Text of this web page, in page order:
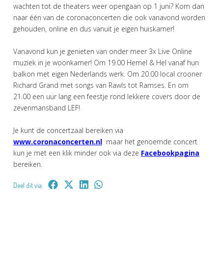
wachten tot de theaters weer opengaan op 1 juni? Kom dan
naar één van de coronaconcerten die ook vanavond worden
gehouden, online en dus vanuit je eigen huiskamer!
Vanavond kun je genieten van onder meer 3x Live Online
muziek in je woonkamer! Om 19.00 Hemel & Hel vanaf hun
balkon met eigen Nederlands werk. Om 20.00 local crooner
Richard Grand met songs van Rawls tot Ramses. En om
21.00 een uur lang een feestje rond lekkere covers door de
zevenmansband LEF!
Je kunt de concertzaal bereiken via
www.coronaconcerten.nl maar het genoemde concert
kun je met een klik minder ook via deze Facebookpagina
bereiken.
Deel dit via: